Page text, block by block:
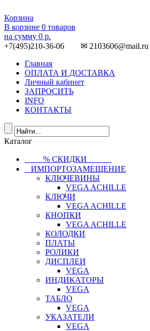
Корзина
В корзине 0 товаров
на сумму 0 р.
+7(495)210-36-06 ✉ 2103606@mail.ru
Главная
ОПЛАТА И ДОСТАВКА
Личный кабинет
ЗАПРОСИТЬ
INFO
КОНТАКТЫ
Каталог
⠀⠀⠀% СКИДКИ⠀⠀⠀⠀
⠀ИМПОРТОЗАМЕЩЕНИЕ
КЛЮЧЕВИНЫ
VEGA ACHILLE
КЛЮЧИ
VEGA ACHILLE
КНОПКИ
VEGA ACHILLE
КОЛОДКИ
ПЛАТЫ
РОЛИКИ
ДИСПЛЕИ
VEGA
ИНДИКАТОРЫ
VEGA
ТАБЛО
VEGA
УКАЗАТЕЛИ
VEGA